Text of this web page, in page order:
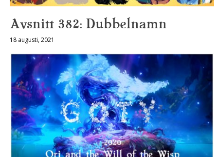
Avsnitt 382: Dubbelnamn
18 augusti, 2021